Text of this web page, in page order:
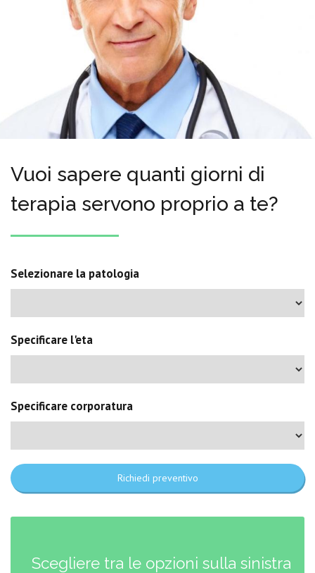
Vuoi sapere quanti giorni di
terapia servono proprio a te?
Selezionare la patologia
Specificare l'eta
Specificare corporatura
Richiedi preventivo
Scegliere tra le opzioni sulla sinistra